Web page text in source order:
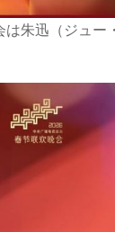
朱迅（ジュー